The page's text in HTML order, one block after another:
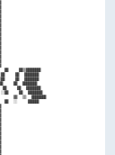
██▒▒████████
██  ████████
██  ████████
██  ████████
██    ██  ████████
██  ████████
▓▓  ▒▒  ████████
██  ░░    ██████